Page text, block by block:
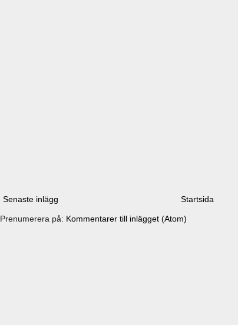
Senaste inlägg Startsida
Prenumerera på: Kommentarer till inlägget (Atom)